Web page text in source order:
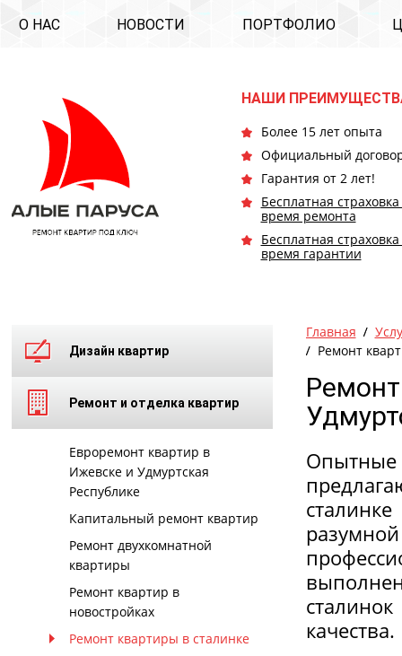
О НАС НОВОСТИ ПОРТФОЛИО
НАШИ
Более 15 лет опыта
Официальный
Гарантия от 2 лет!
Бесплатная
время ремонта
Бесплатная
время гарантии
Главная
Ремонт
качества.
Дизайн квартир
Ремонт и отделка квартир
Евроремонт квартир в
Ижевске и Удмуртская
Республике
Капитальный ремонт квартир
Ремонт двухкомнатной
квартиры
Ремонт квартир в
новостройках
Ремонт квартиры в сталинке